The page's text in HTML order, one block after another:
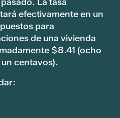
efectivamente en un
para
de una vivienda
$8.41 (ocho
centavos).